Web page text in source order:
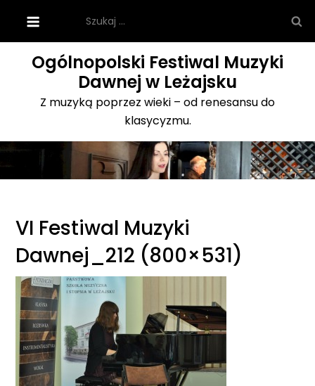
content
Ogólnopolski Festiwal Muzyki
Dawnej w Leżajsku
Z muzyką poprzez wieki – od renesansu do
klasycyzmu.
VI Festiwal Muzyki
Dawnej_212 (800×531)